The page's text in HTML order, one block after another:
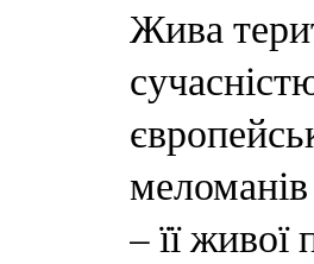
Жива
– її живої